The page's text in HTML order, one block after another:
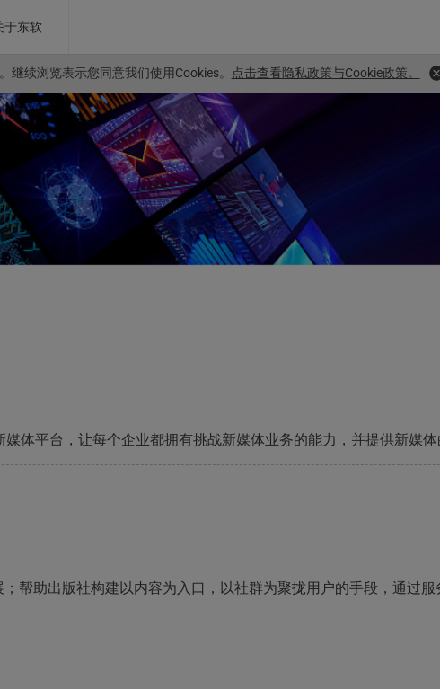
继续浏览表示您同意我们使用Cookies。 点击查看隐私政策与Cookie政策。
于东软
体平台，让每个企业都拥有挑战新媒体业务的能力，并提供新媒体
帮助出版社构建以内容为入口，以社群为聚拢用户的手段，通过服